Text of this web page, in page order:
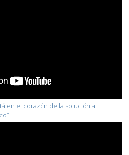
en el corazón de la solución al